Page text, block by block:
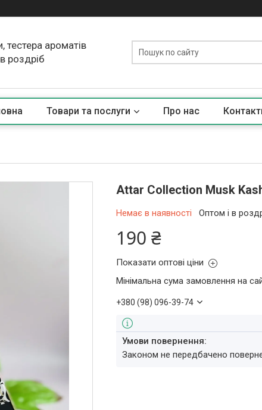
тестера ароматів
роздріб
Товари та послуги Про нас
Attar Collection Musk
Немає в наявності Оптом і в
190 ₴
Показати оптові ціни
Мінімальна сума замовлення на
+380 (98) 096-39-74
Законом не передбачено